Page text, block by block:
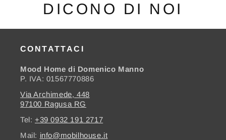
DICONO DI NOI
CONTATTACI
Mood Home di Domenico Manno
P. IVA: 01567770886
Via Archimede, 448
97100 Ragusa RG
Tel: +39 0932 191 2717
Mail: info@mobilhouse.it